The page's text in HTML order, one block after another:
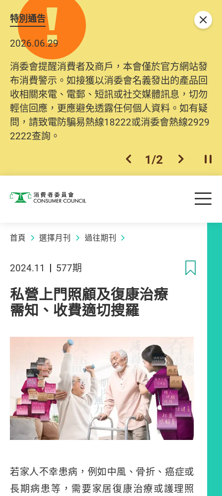
特別通告
2026.06.29
消委會提醒消費者及商戶，本會僅於官方網站發
布消費警示。如接獲以消委會名義發出的產品回
收相關來電、電郵、短訊或社交媒體訊息，切勿
輕信回應，更應避免透露任何個人資料。如有疑
問，請致電防騙易熱線18222或消委會熱線2929
2222查詢。
上一個
1/2 下一個開
關閉
消費者委員會 目
首頁 選擇月刊 過往期刊
2024.11 577期
私營上門照顧及復康治療
需知、收費適切搜羅
若家人不幸患病，例如中風、骨折、癌症或
長期病患等，需要家居復康治療或護理照